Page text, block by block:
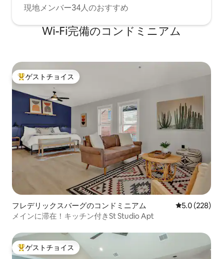
現地メンバー34人のおすすめ
Wi-Fi完備のコンドミニアム
大好評のゲストチョイスです。
ゲストチョイス
フレデリックスバーグのコンドミニアム レビュー228
5.0 (228)
メインに滞在！キッチン付きSt Studio Apt
大好評のゲストチョイスです。
ゲストチョイス